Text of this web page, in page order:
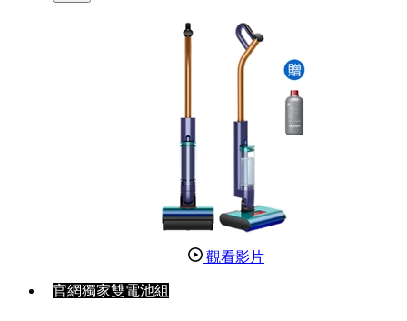
觀看影片
官網獨家雙電池組